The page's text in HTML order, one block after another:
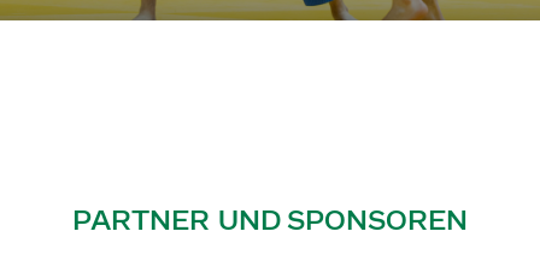
PARTNER UND SPONSOREN